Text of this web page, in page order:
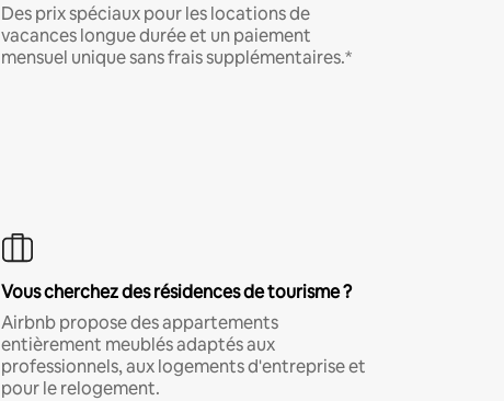
Des prix spéciaux pour les locations de
vacances longue durée et un paiement
mensuel unique sans frais supplémentaires.*
Vous cherchez des résidences de tourisme ?
Airbnb propose des appartements
entièrement meublés adaptés aux
professionnels, aux logements d'entreprise et
pour le relogement.